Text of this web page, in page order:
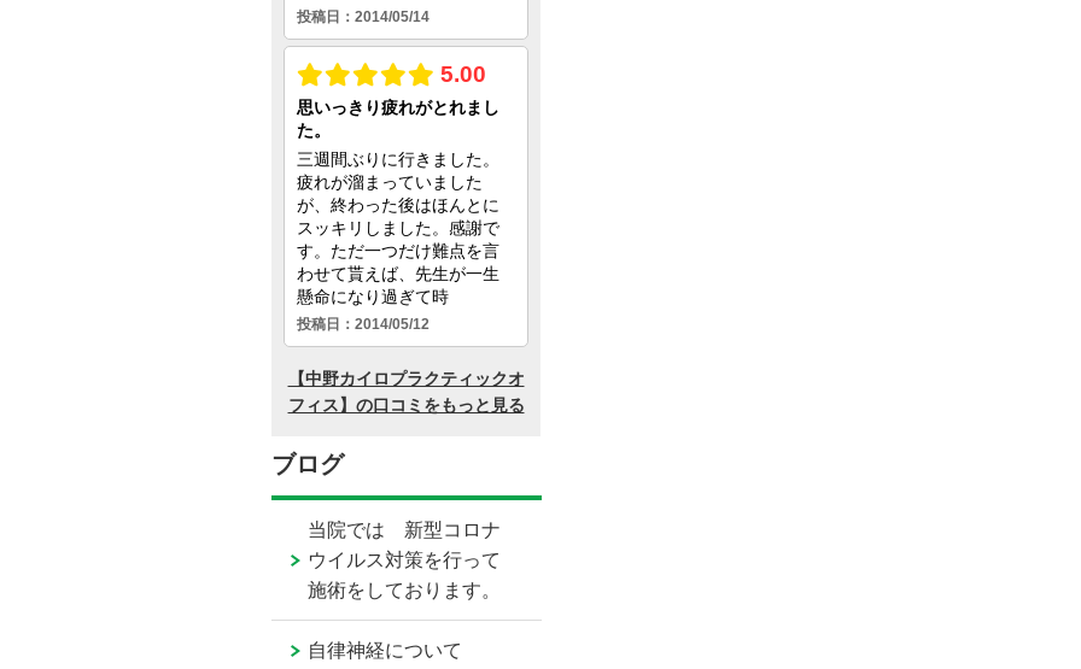
ブログ
当院では 新型コロナ
ウイルス対策を行って
施術をしております。
自律神経について